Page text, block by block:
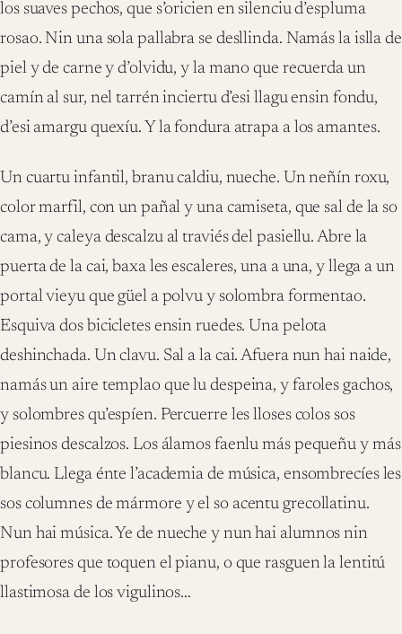
los suaves pechos, que s’oricien en silenciu d’espluma
rosao. Nin una sola pallabra se desllinda. Namás la islla de
piel y de carne y d’olvidu, y la mano que recuerda un
camín al sur, nel tarrén inciertu d’esi llagu ensin fondu,
d’esi amargu quexíu. Y la fondura atrapa a los amantes.
Un cuartu infantil, branu caldiu, nueche. Un neñín roxu,
color marfil, con un pañal y una camiseta, que sal de la so
cama, y caleya descalzu al traviés del pasiellu. Abre la
puerta de la cai, baxa les escaleres, una a una, y llega a un
portal vieyu que güel a polvu y solombra formentao.
Esquiva dos bicicletes ensin ruedes. Una pelota
deshinchada. Un clavu. Sal a la cai. Afuera nun hai naide,
namás un aire templao que lu despeina, y faroles gachos,
y solombres qu’espíen. Percuerre les lloses colos sos
piesinos descalzos. Los álamos faenlu más pequeñu y más
blancu. Llega énte l’academia de música, ensombrecíes les
sos columnes de mármore y el so acentu grecollatinu.
Nun hai música. Ye de nueche y nun hai alumnos nin
profesores que toquen el pianu, o que rasguen la lentitú
llastimosa de los vigulinos…